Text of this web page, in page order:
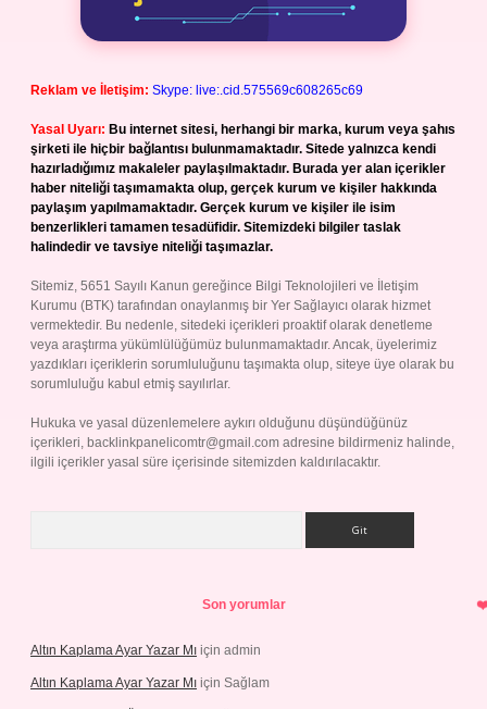
Reklam ve İletişim: Skype: live:.cid.575569c608265c69
Yasal Uyarı: Bu internet sitesi, herhangi bir marka, kurum veya şahıs
şirketi ile hiçbir bağlantısı bulunmamaktadır. Sitede yalnızca kendi
hazırladığımız makaleler paylaşılmaktadır. Burada yer alan içerikler
haber niteliği taşımamakta olup, gerçek kurum ve kişiler hakkında
paylaşım yapılmamaktadır. Gerçek kurum ve kişiler ile isim
benzerlikleri tamamen tesadüfidir. Sitemizdeki bilgiler taslak
halindedir ve tavsiye niteliği taşımazlar.
Sitemiz, 5651 Sayılı Kanun gereğince Bilgi Teknolojileri ve İletişim
Kurumu (BTK) tarafından onaylanmış bir Yer Sağlayıcı olarak hizmet
vermektedir. Bu nedenle, sitedeki içerikleri proaktif olarak denetleme
veya araştırma yükümlülüğümüz bulunmamaktadır. Ancak, üyelerimiz
yazdıkları içeriklerin sorumluluğunu taşımakta olup, siteye üye olarak bu
sorumluluğu kabul etmiş sayılırlar.
Hukuka ve yasal düzenlemelere aykırı olduğunu düşündüğünüz
içerikleri, backlinkpanelicomtr@gmail.com adresine bildirmeniz halinde,
ilgili içerikler yasal süre içerisinde sitemizden kaldırılacaktır.
Son yorumlar
Altın Kaplama Ayar Yazar Mı için admin
Altın Kaplama Ayar Yazar Mı için Sağlam